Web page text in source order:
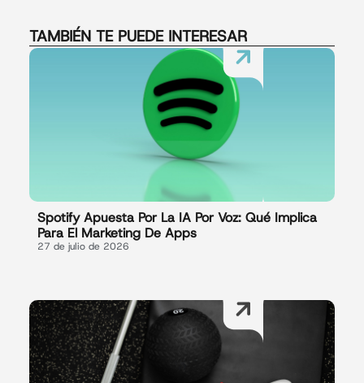
TAMBIÉN TE PUEDE INTERESAR
Spotify Apuesta Por La IA Por Voz: Qué Implica
Para El Marketing De Apps
27 de julio de 2026